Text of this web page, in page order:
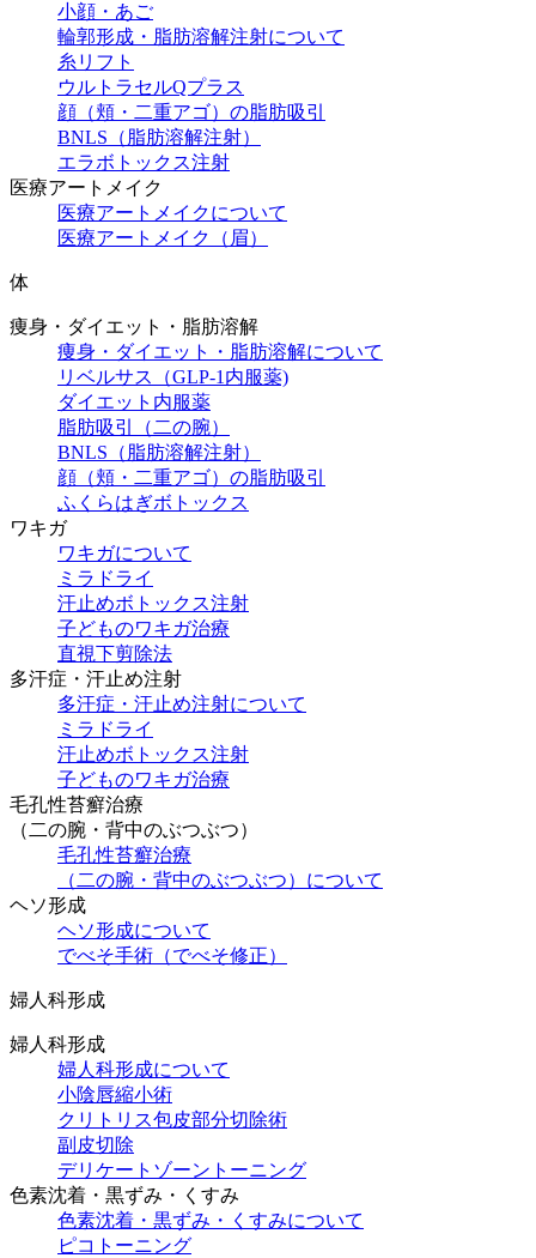
小顔・あご
輪郭形成・脂肪溶解注射について
糸リフト
ウルトラセルQプラス
顔（頬・二重アゴ）の脂肪吸引
BNLS（脂肪溶解注射）
エラボトックス注射
医療アートメイク
医療アートメイクについて
医療アートメイク（眉）
体
痩身・ダイエット・脂肪溶解
痩身・ダイエット・脂肪溶解について
リベルサス（GLP-1内服薬)
ダイエット内服薬
脂肪吸引（二の腕）
BNLS（脂肪溶解注射）
顔（頬・二重アゴ）の脂肪吸引
ふくらはぎボトックス
ワキガ
ワキガについて
ミラドライ
汗止めボトックス注射
子どものワキガ治療
直視下剪除法
多汗症・汗止め注射
多汗症・汗止め注射について
ミラドライ
汗止めボトックス注射
子どものワキガ治療
⽑孔性苔癬治療
（⼆の腕・背中のぶつぶつ）
⽑孔性苔癬治療
（⼆の腕・背中のぶつぶつ）について
ヘソ形成
ヘソ形成について
でべそ手術（でべそ修正）
婦人科形成
婦人科形成
婦人科形成について
小陰唇縮小術
クリトリス包皮部分切除術
副皮切除
デリケートゾーントーニング
色素沈着・黒ずみ・くすみ
色素沈着・黒ずみ・くすみについて
ピコトーニング